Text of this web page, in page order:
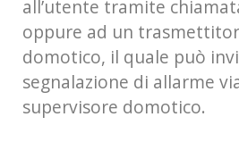
all’utente tramite
oppure ad un
domotico, il quale può
segnalazione di allarme
supervisore domotico.